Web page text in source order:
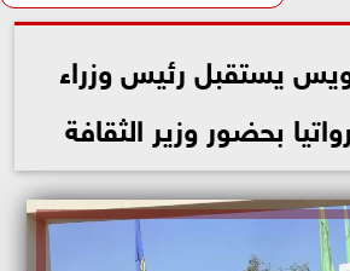
يستقبل رئيس وزراء
بحضور وزير الثقافة